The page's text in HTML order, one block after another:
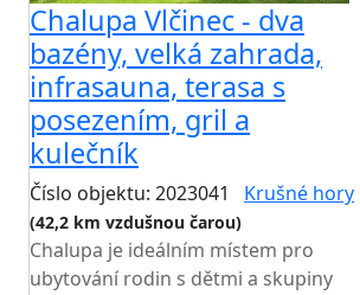
Chalupa Vlčinec - dva
bazény, velká zahrada,
infrasauna, terasa s
posezením, gril a
kulečník
Číslo objektu: 2023041 Krušné hory
(42,2 km vzdušnou čarou)
Chalupa je ideálním místem pro
ubytování rodin s dětmi a skupiny